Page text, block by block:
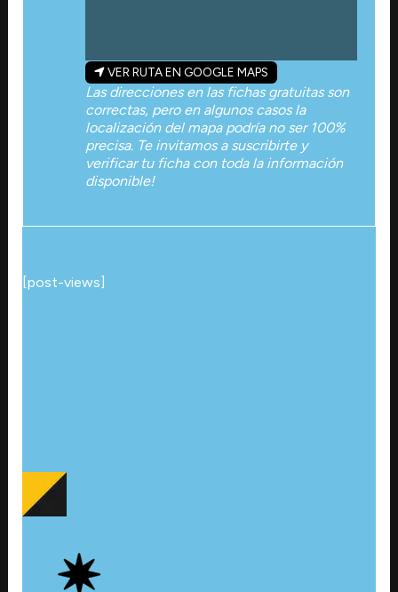
VER RUTA EN GOOGLE MAPS
Las direcciones en las fichas gratuitas son
correctas, pero en algunos casos la
localización del mapa podría no ser 100%
precisa. Te invitamos a suscribirte y
verificar tu ficha con toda la información
disponible!
[post-views]